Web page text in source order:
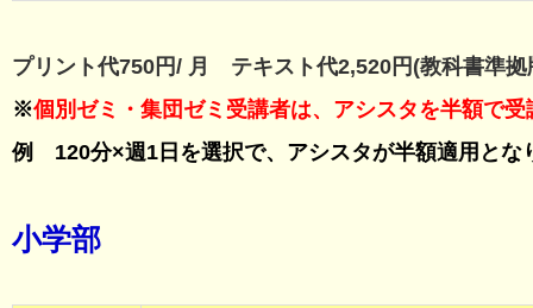
プリント代750円/ 月 テキスト代2,520円(教科書準拠
※個別ゼミ・集団ゼミ受講者は、アシスタを半額で
例 120分×週1日を選択で、アシスタが半額適用と
小学部